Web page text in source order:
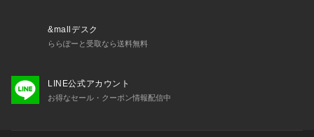
ございます。
物では多少色が異なって見える場合がございます。ご了承下さ
いませ。
&mallデスク
ららぽーと受取なら送料無料
LINE公式アカウント
お得なセール・クーポン情報配信中